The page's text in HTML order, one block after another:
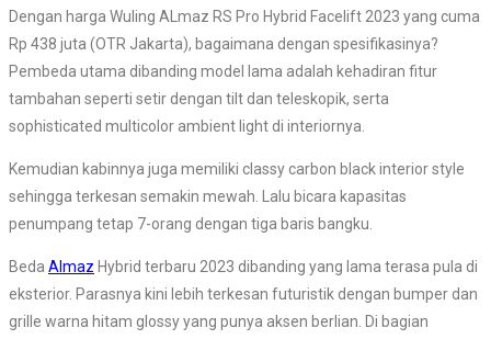
Dengan harga Wuling ALmaz RS Pro Hybrid Facelift 2023 yang cuma
Rp 438 juta (OTR Jakarta), bagaimana dengan spesifikasinya?
Pembeda utama dibanding model lama adalah kehadiran fitur
tambahan seperti setir dengan tilt dan teleskopik, serta
sophisticated multicolor ambient light di interiornya.
Kemudian kabinnya juga memiliki classy carbon black interior style
sehingga terkesan semakin mewah. Lalu bicara kapasitas
penumpang tetap 7-orang dengan tiga baris bangku.
Beda Almaz Hybrid terbaru 2023 dibanding yang lama terasa pula di
eksterior. Parasnya kini lebih terkesan futuristik dengan bumper dan
grille warna hitam glossy yang punya aksen berlian. Di bagian